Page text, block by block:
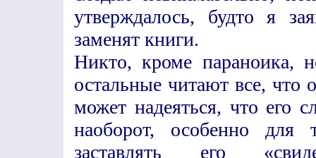
утверждалось, будто я
заменят книги.
Никто, кроме параноика,
остальные читают все, что
может надеяться, что его
наоборот, особенно для
заставлять его